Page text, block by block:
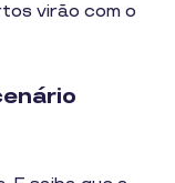
virão com o